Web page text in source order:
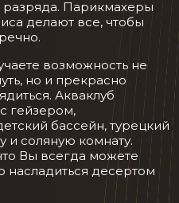
разряда. Парикмахеры
делают все, чтобы
возможность не
но и прекрасно
Акваклуб
гейзером,
бассейн, турецкий
и соляную комнату.
Вы всегда можете
насладиться десертом